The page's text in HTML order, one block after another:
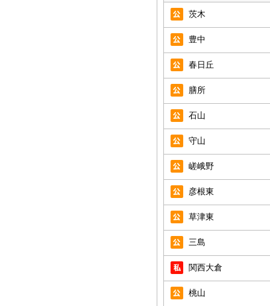
茨木
豊中
春日丘
膳所
石山
守山
嵯峨野
彦根東
草津東
三島
関西大倉
桃山